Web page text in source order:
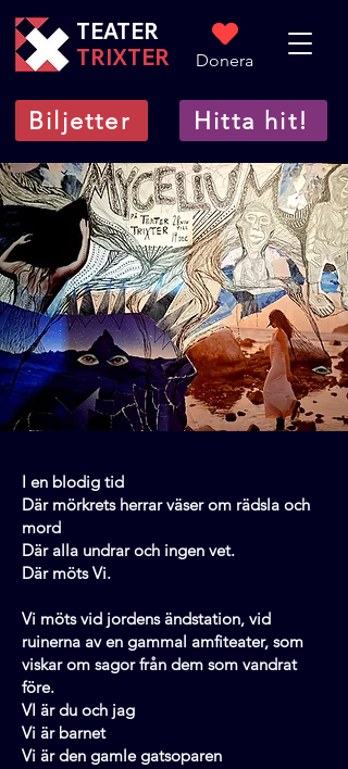
TEATER
TRIXTER
Biljetter Hitta hit!
Donera
I en blodig tid
Där mörkrets herrar väser om rädsla och
mord
Där alla undrar och ingen vet.
Där möts Vi.
Vi möts vid jordens ändstation, vid
ruinerna av en gammal amfiteater, som
viskar om sagor från dem som vandrat
före.
VI är du och jag
Vi är barnet
Vi är den gamle gatsoparen